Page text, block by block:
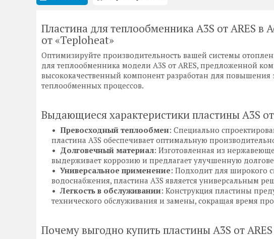
Пластина для теплообменника A3S от ARES в
от «Teploheat»
Оптимизируйте производительность вашей системы
для теплообменника модели A3S от ARES, предложенной
высококачественный компонент разработан для повышения
теплообменных процессов.
Выдающиеся характеристики пластины A3S от
Превосходный теплообмен: Специально
пластина A3S обеспечивает оптимальную
Долговечный материал: Изготовленная из
выдерживает коррозию и предлагает улучшенную
Универсальное применение: Подходит для широкого
водоснабжения, пластина A3S является универсальным
Легкость в обслуживании: Конструкция пластины
технического обслуживания и замены, сокращая время
Почему выгодно купить пластины A3S от